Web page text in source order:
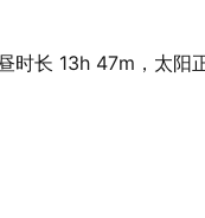
长 13h 47m，太阳